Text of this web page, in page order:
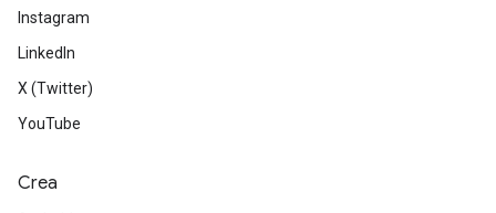
Instagram
LinkedIn
X (Twitter)
YouTube
Crea